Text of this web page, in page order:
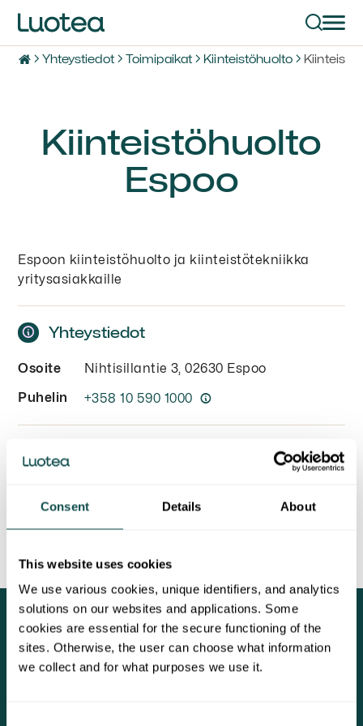
Consent Details About
This website uses cookies
We use various cookies, unique identifiers, and analytics
solutions on our websites and applications. Some
cookies are essential for the secure functioning of the
sites. Otherwise, the user can choose what information
we collect and for what purposes we use it.
Yhteystiedot Toimipaikat Kiinteistöhuolto
Kiinteistöhuolto
Espoo
Espoon kiinteistöhuolto ja kiinteistötekniikka
yritysasiakkaille
Yhteystiedot
Osoite
Nihtisillantie 3, 02630 Espoo
Puhelin
+358 10 590 1000
PALVELUT
Siivouspalvelut
YRITYSASIAKKAAT
Luotea Online